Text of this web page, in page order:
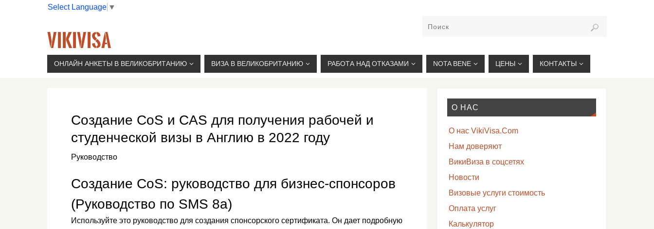
Select Language ▼
VIKIVISA
Г. МОСКВА, 2-Й СЫРОМЯТНИЧЕСКИЙ ПЕР., 11, М. КУРСКАЯ, +7(926)734-03-33, +7(926)274-03-33, VISA@VIKIVISA.RU
ОНЛАЙН АНКЕТЫ В ВЕЛИКОБРИТАНИЮ ВИЗА В ВЕЛИКОБРИТАНИЮ РАБОТА НАД ОТКАЗАМИ NOTA BENE ЦЕНЫ КОНТАКТЫ
Создание CoS и CAS для получения рабочей и
студенческой визы в Англию в 2022 году
Руководство
Создание CoS: руководство для бизнес-спонсоров
(Руководство по SMS 8a)
Используйте это руководство для создания спонсорского сертификата. Он дает подробную
О НАС
О нас VikiVisa.Com
Нам доверяют
ВикиВиза в соцсетях
Новости
Визовые услуги стоимость
Оплата услуг
Калькулятор